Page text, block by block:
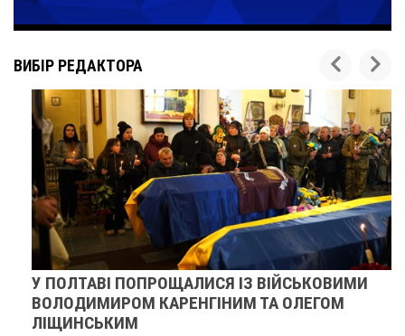
ВИБІР РЕДАКТОРА
У ПОЛТАВІ ПОПРОЩАЛИСЯ ІЗ ВІЙСЬКОВИМИ
ВОЛОДИМИРОМ КАРЕНГІНИМ ТА ОЛЕГОМ
ЛІЩИНСЬКИМ